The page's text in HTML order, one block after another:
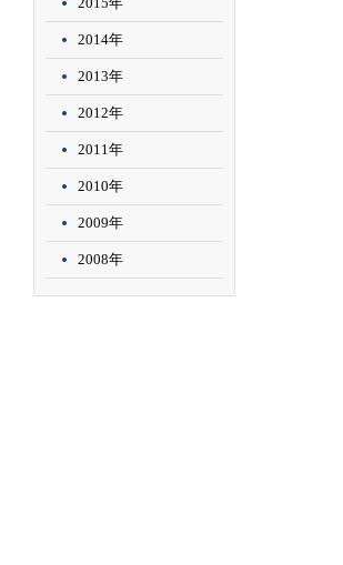
2014年
2013年
2012年
2011年
2010年
2009年
2008年